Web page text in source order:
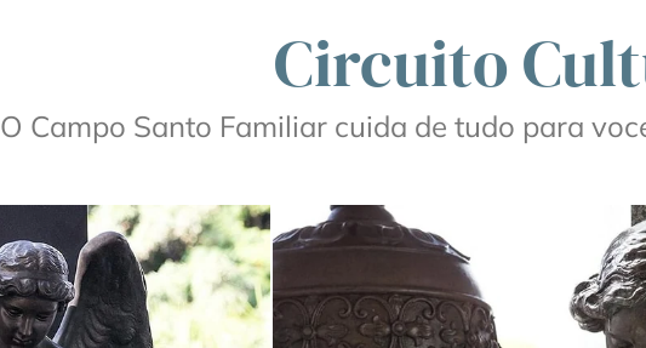
Circuito
O Campo Santo Familiar cuida de tudo para